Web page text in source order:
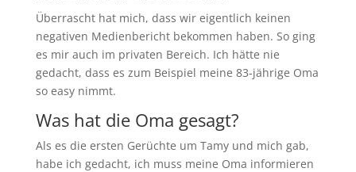
Überrascht hat mich, dass wir eigentlich keinen
negativen Medienbericht bekommen haben. So ging
es mir auch im privaten Bereich. Ich hätte nie
gedacht, dass es zum Beispiel meine 83-jährige Oma
so easy nimmt.
Was hat die Oma gesagt?
Als es die ersten Gerüchte um Tamy und mich gab,
habe ich gedacht, ich muss meine Oma informieren